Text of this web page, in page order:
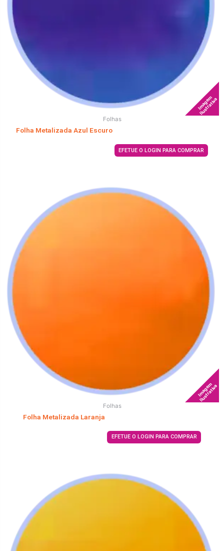
Imagem
Ilustrativa
Folhas
Folha Metalizada Azul Escuro
EFETUE O LOGIN PARA COMPRAR
Imagem
Ilustrativa
Folhas
Folha Metalizada Laranja
EFETUE O LOGIN PARA COMPRAR